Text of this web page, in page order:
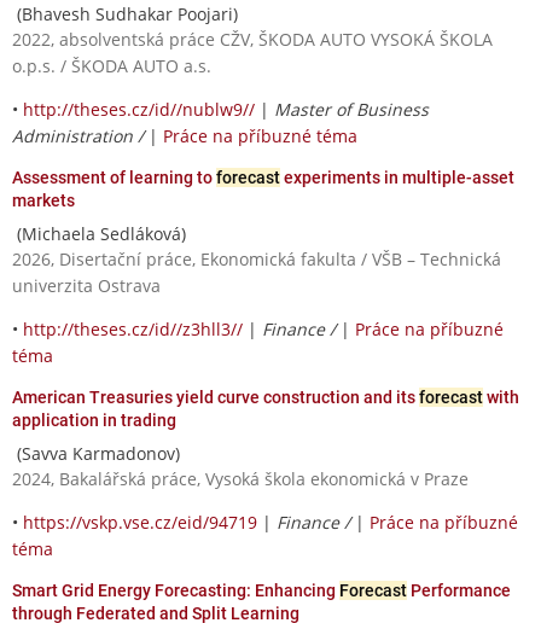
(Bhavesh Sudhakar Poojari)
2022, absolventská práce CŽV, ŠKODA AUTO VYSOKÁ ŠKOLA
o.p.s. / ŠKODA AUTO a.s.
• http://theses.cz/id//nublw9// | Master of Business
Administration / | Práce na příbuzné téma
Assessment of learning toforecastexperiments in multiple-asset
markets
(Michaela Sedláková)
2026, Disertační práce, Ekonomická fakulta / VŠB – Technická
univerzita Ostrava
• http://theses.cz/id//z3hll3// | Finance / | Práce na příbuzné
téma
American Treasuries yield curve construction and itsforecastwith
application in trading
(Savva Karmadonov)
2024, Bakalářská práce, Vysoká škola ekonomická v Praze
• https://vskp.vse.cz/eid/94719 | Finance / | Práce na příbuzné
téma
Smart Grid Energy Forecasting: Enhancing Forecast Performance
through Federated and Split Learning